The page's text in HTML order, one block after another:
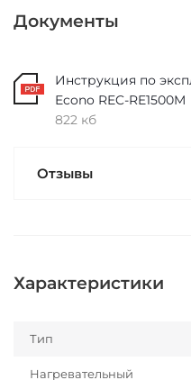
Документы
Инструкция по
Econo REC-RE1500M
822 кб
Отзывы
Характеристики
Тип
Нагревательный